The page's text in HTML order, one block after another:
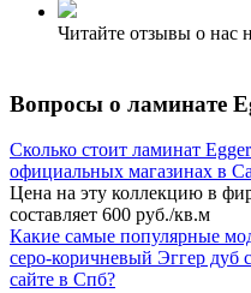
Читайте отзывы о нас
Вопросы о ламинате
Сколько стоит ламинат
официальных магазинах в
Цена на эту коллекцию в
составляет 600 руб./кв.м
Какие самые популярные
серо-коричневый Эггер дуб
сайте в Спб?